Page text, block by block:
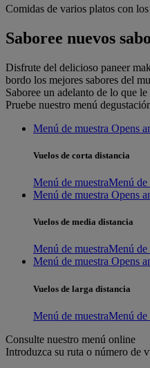
Comidas de varios platos con
Saboree nuevos
Disfrute del delicioso paneer
bordo los mejores sabores del
Saboree un adelanto de lo que le
Pruebe nuestro menú
Menú de muestra Opens
Vuelos de corta distancia
Menú de muestraMenú de
Menú de muestra Opens
Vuelos de media distancia
Menú de muestraMenú de
Menú de muestra Opens
Vuelos de larga distancia
Menú de muestraMenú de
Consulte nuestro menú online
Introduzca su ruta o número de